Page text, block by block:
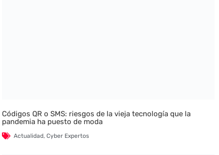
Códigos QR o SMS: riesgos de la vieja tecnología que la
pandemia ha puesto de moda
Actualidad,Cyber Expertos